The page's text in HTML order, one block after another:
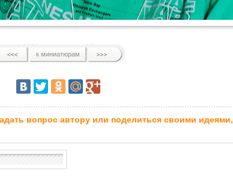
к миниатюрам
вопрос автору или поделиться своими идеями,